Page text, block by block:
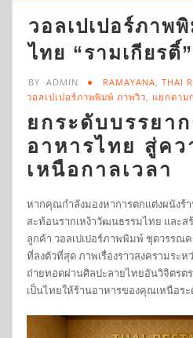
วอลเปเปอร์ภาพ
ไทย “รามเกียรติ์”
BY ADMIN RAMAYANA, THAI
วอลเปเปอร์ภาพพิมพ์ ภาพวิว, แยกตาม
ยกระดับบรรยา
อาหารไทย สู่คว
เหนือกาลเวลา
หากคุณกำลังมองหาการตกแต่งผนังร้
สะท้อนรากเหง้าวัฒนธรรมไทย และส
ลูกค้า วอลเปเปอร์ภาพพิมพ์ ชุดวรรณ
ที่ลงตัวที่สุด ภาพเรื่องราวสงครามระ
ถ่ายทอดผ่านศิลปะลายไทยอันวิจิตรต
เป็นไทยให้ร้านอาหารของคุณเหนือร